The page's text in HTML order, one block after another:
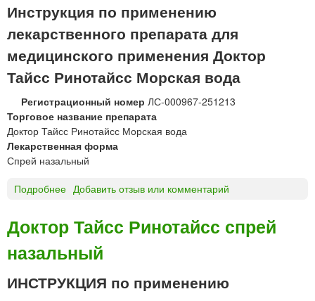
ь
г
е
р
ц
Г
о
м
е
о
и
е
к
Инструкция по применению
лекарственного препарата для
медицинского применения Доктор
Тайсс Ринотайсс Морская вода
Регистрационный номер ЛС-000967-251213
Торговое название препарата
Доктор Тайсс Ринотайсс Морская вода
Лекарственная форма
Спрей назальный
Подробнее
к
т
о
р
Т
Добавить отзыв или комментарий
Доктор Тайсс Ринотайсс спрей
назальный
ИНСТРУКЦИЯ по применению